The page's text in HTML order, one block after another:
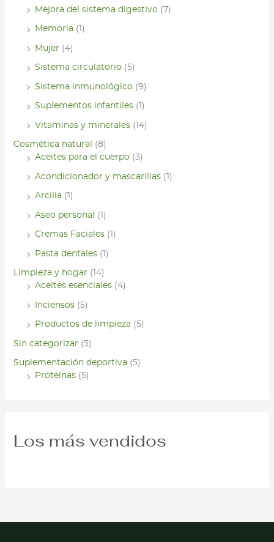
Mejora del sistema digestivo (7)
Memoria (1)
Mujer (4)
Sistema circulatorio (5)
Sistema inmunológico (9)
Suplementos infantiles (1)
Vitaminas y minerales (14)
Cosmética natural
(8)
Aceites para el cuerpo (3)
Acondicionador y mascarillas (1)
Arcilla (1)
Aseo personal (1)
Cremas Faciales (1)
Pasta dentales (1)
Limpieza y hogar (14)
Aceites esenciales (4)
Inciensos (5)
Productos de limpieza (5)
Sin categorizar (5)
Suplementación deportiva (5)
Proteínas (5)
Los más vendidos